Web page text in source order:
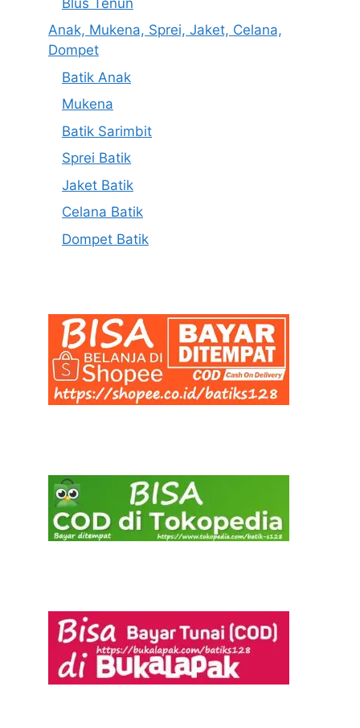
Anak, Mukena, Sprei, Jaket, Celana,
Dompet
Batik Anak
Mukena
Batik Sarimbit
Sprei Batik
Jaket Batik
Celana Batik
Dompet Batik